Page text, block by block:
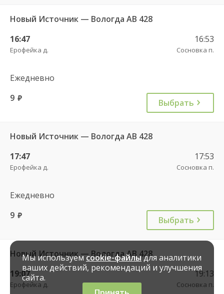
Новый Источник — Вологда АВ 428
16:47
Ерофейка д.
16:53
Сосновка п.
Ежедневно
9 руб. Выбрать
Новый Источник — Вологда АВ 428
17:47
Ерофейка д.
17:53
Сосновка п.
Ежедневно
9 руб. Выбрать
Новый Источник — Вологда АВ 428
19:07
Ерофейка д.
19:13
Сосновка п.
Мы используемcookie-файлыдля аналитики
ваших действий, рекомендаций и улучшения
сайта.